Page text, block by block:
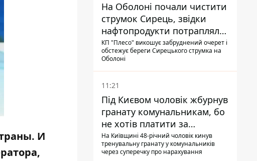
И
На Оболоні почали чистити
струмок Сирець, звідки
нафтопродукти потрапляли
до озер
КП "Плесо" викошує забруднений очерет і
обстежує береги Сирецького струмка на
Оболоні
11:21
Під Києвом чоловік жбурнув
гранату комунальникам, бо
не хотів платити за
квитанціями
На Київщині 48-річний чоловік кинув
тренувальну гранату у комунальників
через суперечку про нарахування